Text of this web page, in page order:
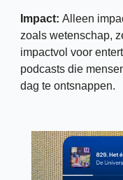
Impact: Alleen
zoals wetenschap,
impactvol voor
podcasts die
dag te ontsnappen.